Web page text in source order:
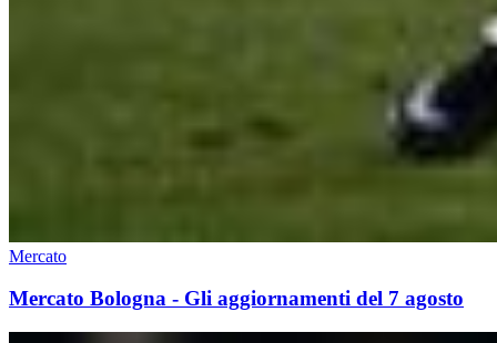
Mercato
Mercato Bologna - Gli aggiornamenti del 7 agosto